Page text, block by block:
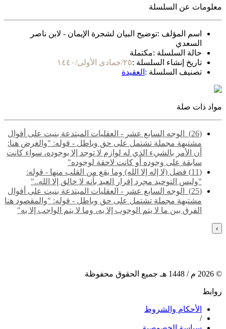
معلومات عن السلسلة
اسم المؤلف :توضيح البيان لشجرة الإيمان - لابن ناصر
السعدي
حالة السلسلة :مكتملة
تاريخ إنشاء السلسلة :٢٥/جمادى الأولى/١٤٤٠
تصنيف السلسلة : العقيدة
مواد ذات صلة
(26) ‌‌ الوجه السابع عشر - العقليات المبتدعة بنيت على أقوال
مشتبهة مجملة تشتمل على حق وباطل - قوله: "والغرض هنا:
أن الأمر بالشيء الذي له لوازم لا توجد إلا بوجوده، سواء كانت
سابقة على وجوده أو كانت لاحقة لوجوده"
(11) فضل (لا إله إلا الله) وما يقع من القلب منها - قوله:
"وليس التوحيد مجرد إقرار العبد بأنه لا خالق إلا الله.."
(25) ‌‌ الوجه السابع عشر - العقليات المبتدعة بنيت على أقوال
مشتبهة مجملة تشتمل على حق وباطل - قوله: "والمقصود هنا
الفرق بين ما لا يتم الوجوب إلا به، وما لا يتم الواجب إلا به"
›
©
2026 م / 1448 هـ جميع الحقوق محفوظة
روابط
الأحكام والشروط
/